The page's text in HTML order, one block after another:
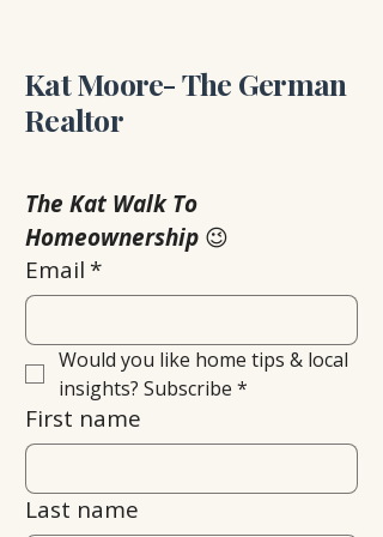
Kat Moore- The German
Realtor
The Kat Walk To
Homeownership 😉
Email *
Would you like home tips & local
insights? Subscribe *
First name
Last name